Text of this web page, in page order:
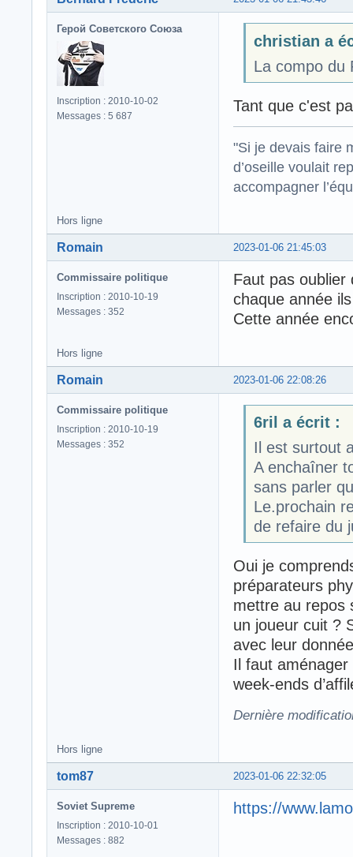
Герой Советского Союза
Inscription : 2010-10-02
Messages : 5 687
christian a
La compo du
Tant que c'est
"Si je devais faire
d’oseille voulait
accompagner
Hors ligne
2023-01-06 21:45:03
Romain
Commissaire politique
Inscription : 2010-10-19
Messages : 352
Faut pas oublier
chaque année
Cette année
Hors ligne
2023-01-06 22:08:26
Romain
Commissaire politique
Inscription : 2010-10-19
Messages : 352
6ril a écrit :
Il est surtout
A enchaîner
sans parler
Le.prochain
de refaire du
Oui je
préparateurs
mettre au repos
un joueur cuit ?
avec leur
Il faut
week-ends
Dernière
Hors ligne
2023-01-06 22:32:05
tom87
Soviet Supreme
Inscription : 2010-10-01
Messages : 882
https://